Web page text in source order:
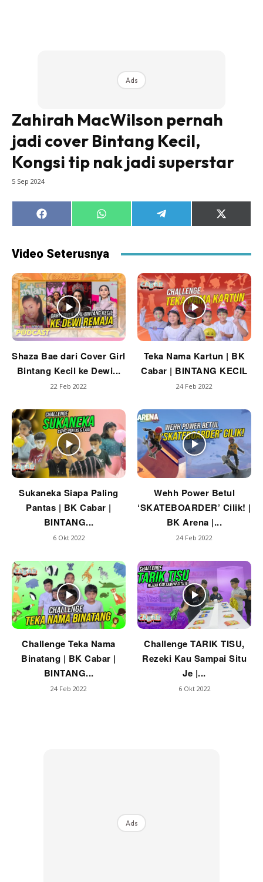
Ads
Zahirah MacWilson pernah
jadi cover Bintang Kecil,
Kongsi tip nak jadi superstar
5 Sep 2024
Share
on
Share
on
Share
on
Share
on
Video Seterusnya
Shaza Bae dari Cover Girl
Bintang Kecil ke Dewi...
22 Feb 2022
Teka Nama Kartun | BK
Cabar | BINTANG KECIL
24 Feb 2022
Sukaneka Siapa Paling
Pantas | BK Cabar |
BINTANG...
6 Okt 2022
Wehh Power Betul
‘SKATEBOARDER’ Cilik! |
BK Arena |...
24 Feb 2022
Challenge Teka Nama
Binatang | BK Cabar |
BINTANG...
24 Feb 2022
Challenge TARIK TISU,
Rezeki Kau Sampai Situ
Je |...
6 Okt 2022
Ads